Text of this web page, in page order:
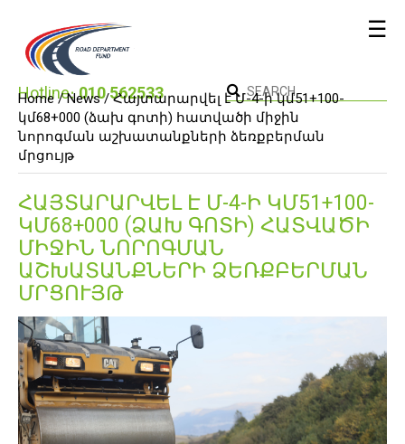
☰
Hotline։010 562533
Home / News / Հայտարարվել է Մ-4-ի կմ51+100-
կմ68+000 (ձախ գոտի) հատվածի միջին
նորոգման աշխատանքների ձեռքբերման
մրցույթ
ՀԱՅՏԱՐԱՐՎԵԼ Է Մ-4-Ի ԿՄ51+100-
ԿՄ68+000 (ՁԱԽ ԳՈՏԻ) ՀԱՏՎԱԾԻ
ՄԻՋԻՆ ՆՈՐՈԳՄԱՆ
ԱՇԽԱՏԱՆՔՆԵՐԻ ՁԵՌՔԲԵՐՄԱՆ
ՄՐՑՈՒՅԹ